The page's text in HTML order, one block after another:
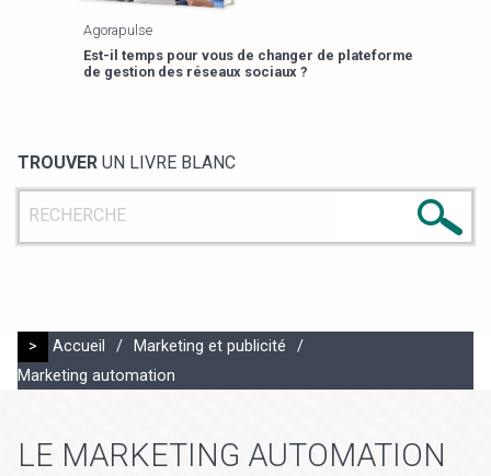
Agorapulse
Est-il temps pour vous de changer de plateforme
de gestion des réseaux sociaux ?
TROUVER UN LIVRE BLANC
> Accueil / Marketing et publicité
/
Marketing automation
LE MARKETING AUTOMATION